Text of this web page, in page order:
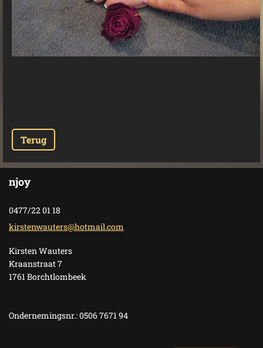
Terug
njoy
0477/22 01 18
kirstenwauters@hotmail.com
Kirsten Wauters
Kraanstraat 7
1761 Borchtlombeek
Ondernemingsnr.: 0506 7671 94